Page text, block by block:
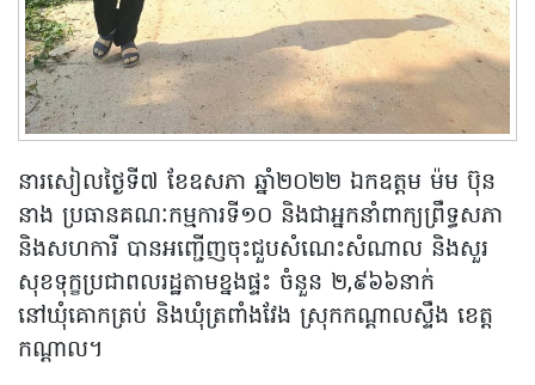
នារសៀលថ្ងៃទី៧ ខែឧសភា ឆ្នាំ២០២២ ឯកឧត្តម ម៉ម ប៊ុន
នាង ប្រធានគណៈកម្មការទី១០ និងជាអ្នកនាំពាក្យព្រឹទ្ធសភា
និងសហការី បានអញ្ជើញចុះជួបសំណេះសំណាល និងសួរ
សុខទុក្ខប្រជាពលរដ្ឋតាមខ្នងផ្ទះ ចំនួន ២,៩៦៦នាក់
នៅឃុំគោកត្រប់ និងឃុំត្រពាំងវែង ស្រុកកណ្តាលស្ទឹង ខេត្ត
កណ្តាល។